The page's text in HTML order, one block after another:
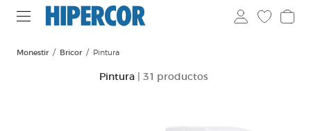
Monestir Bricor Pintura
Pintura | 31 productos